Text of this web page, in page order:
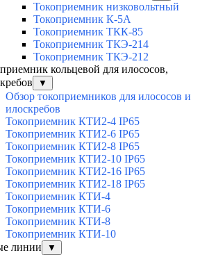
Токоприемник низковольтный
Токоприемник К-5А
Токоприемник ТКК-85
Токоприемник ТКЭ-214
Токоприемник ТКЭ-212
кольцевой для илососов,
▼
Обзор токоприемников для илососов и
илоскребов
Токоприемник КТИ2-4 IP65
Токоприемник КТИ2-6 IP65
Токоприемник КТИ2-8 IP65
Токоприемник КТИ2-10 IP65
Токоприемник КТИ2-16 IP65
Токоприемник КТИ2-18 IP65
Токоприемник КТИ-4
Токоприемник КТИ-6
Токоприемник КТИ-8
Токоприемник КТИ-10
линии
▼